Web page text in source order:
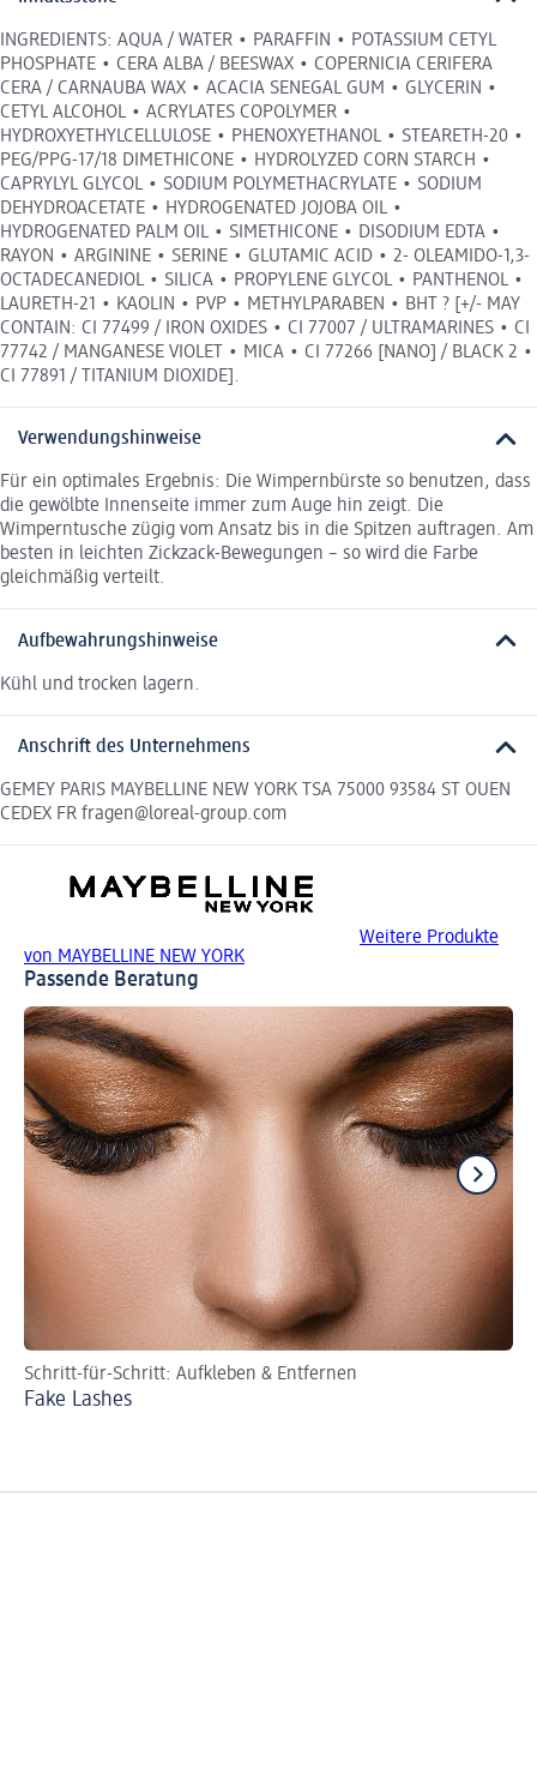
INGREDIENTS: AQUA / WATER • PARAFFIN • POTASSIUM CETYL
PHOSPHATE • CERA ALBA / BEESWAX • COPERNICIA CERIFERA
CERA / CARNAUBA WAX • ACACIA SENEGAL GUM • GLYCERIN •
CETYL ALCOHOL • ACRYLATES COPOLYMER •
HYDROXYETHYLCELLULOSE • PHENOXYETHANOL • STEARETH-20 •
PEG/PPG-17/18 DIMETHICONE • HYDROLYZED CORN STARCH •
CAPRYLYL GLYCOL • SODIUM POLYMETHACRYLATE • SODIUM
DEHYDROACETATE • HYDROGENATED JOJOBA OIL •
HYDROGENATED PALM OIL • SIMETHICONE • DISODIUM EDTA •
RAYON • ARGININE • SERINE • GLUTAMIC ACID • 2- OLEAMIDO-1,3-
OCTADECANEDIOL • SILICA • PROPYLENE GLYCOL • PANTHENOL •
LAURETH-21 • KAOLIN • PVP • METHYLPARABEN • BHT ? [+/- MAY
CONTAIN: CI 77499 / IRON OXIDES • CI 77007 / ULTRAMARINES • CI
77742 / MANGANESE VIOLET • MICA • CI 77266 [NANO] / BLACK 2 •
CI 77891 / TITANIUM DIOXIDE].
Verwendungshinweise
Für ein optimales Ergebnis: Die Wimpernbürste so benutzen, dass
die gewölbte Innenseite immer zum Auge hin zeigt. Die
Wimperntusche zügig vom Ansatz bis in die Spitzen auftragen. Am
besten in leichten Zickzack-Bewegungen – so wird die Farbe
gleichmäßig verteilt.
Aufbewahrungshinweise
Kühl und trocken lagern.
Anschrift des Unternehmens
GEMEY PARIS MAYBELLINE NEW YORK TSA 75000 93584 ST OUEN
CEDEX FR fragen@loreal-group.com
Weitere Produkte
von MAYBELLINE NEW YORK
Passende Beratung
Schritt-für-Schritt: Aufkleben & Entfernen
Fake Lashes